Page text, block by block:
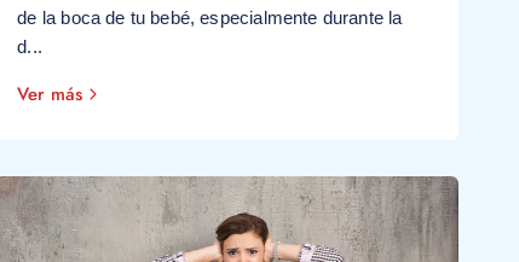
de la boca de tu bebé, especialmente durante la
d...
Ver más